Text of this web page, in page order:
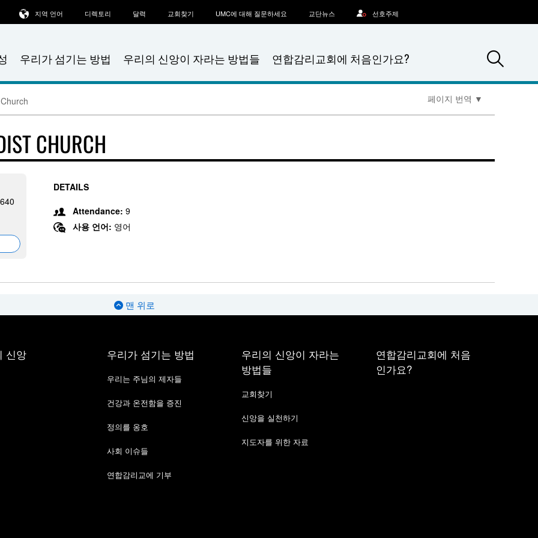
우리가 섬기는 방법 우리의 신앙이 자라는 방법들 연합감리교회에 처음인가요?
지역 언어 디렉토리 달력 교회찾기 UMC에 대해 질문하세요 교단뉴스 선호주제
페이지 번역 ▼
CHURCH
DETAILS
Attendance: 9
사용 언어: 영어
맨 위로
신앙 우리가 섬기는 방법
우리는 주님의 제자들
건강과 온전함을 증진
정의를 옹호
사회 이슈들
연합감리교에 기부
우리의 신앙이 자라는
방법들
교회찾기
신앙을 실천하기
지도자를 위한 자료
연합감리교회에 처음
인가요?